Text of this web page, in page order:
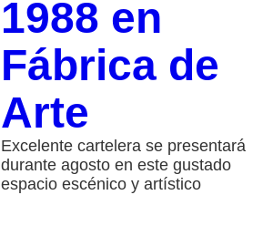
1988 en
Fábrica de
Arte
Excelente cartelera se presentará
durante agosto en este gustado
espacio escénico y artístico